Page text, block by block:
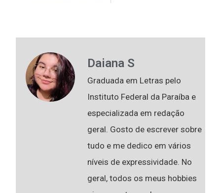
Daiana S
Graduada em Letras pelo
Instituto Federal da Paraíba e
especializada em redação
geral. Gosto de escrever sobre
tudo e me dedico em vários
níveis de expressividade. No
geral, todos os meus hobbies
Desconto de 15% em todos os planos de
hospedagem de sites e e-mails.
CUPOM: DESC15